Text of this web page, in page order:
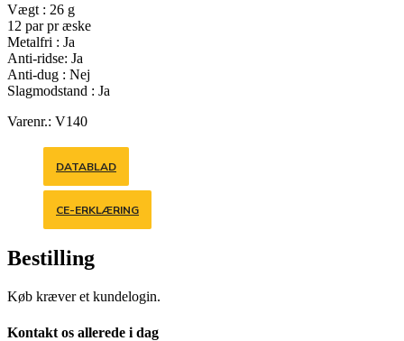
Vægt : 26 g
12 par pr æske
Metalfri : Ja
Anti-ridse: Ja
Anti-dug : Nej
Slagmodstand : Ja
Varenr.: V140
DATABLAD
CE-ERKLÆRING
Bestilling
Køb kræver et kundelogin.
Kontakt os allerede i dag